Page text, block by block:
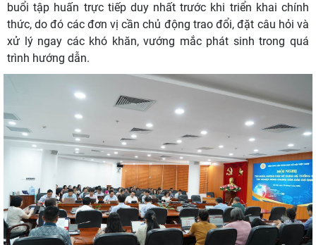
buổi tập huấn trực tiếp duy nhất trước khi triển khai chính
thức, do đó các đơn vị cần chủ động trao đổi, đặt câu hỏi và
xử lý ngay các khó khăn, vướng mắc phát sinh trong quá
trình hướng dẫn.